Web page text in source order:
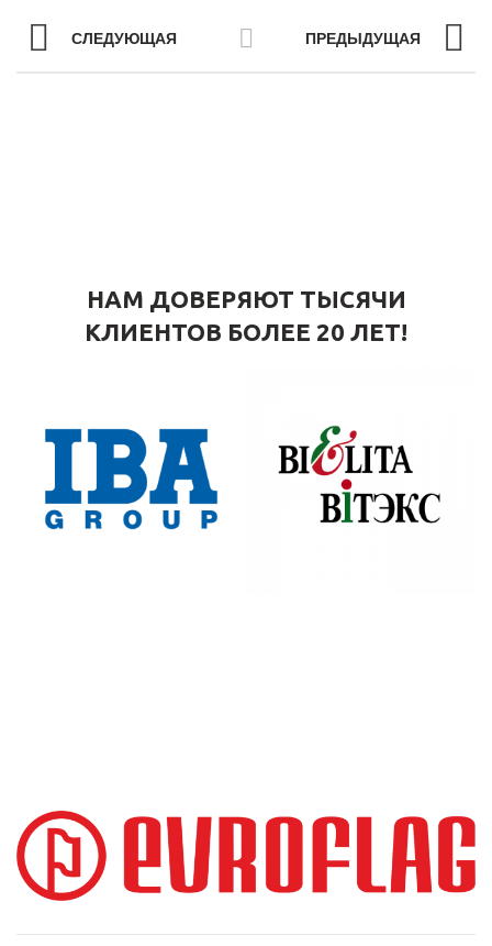
СЛЕДУЮЩАЯ ПРЕДЫДУЩАЯ
НАМ ДОВЕРЯЮТ ТЫСЯЧИ
КЛИЕНТОВ БОЛЕЕ 20 ЛЕТ!